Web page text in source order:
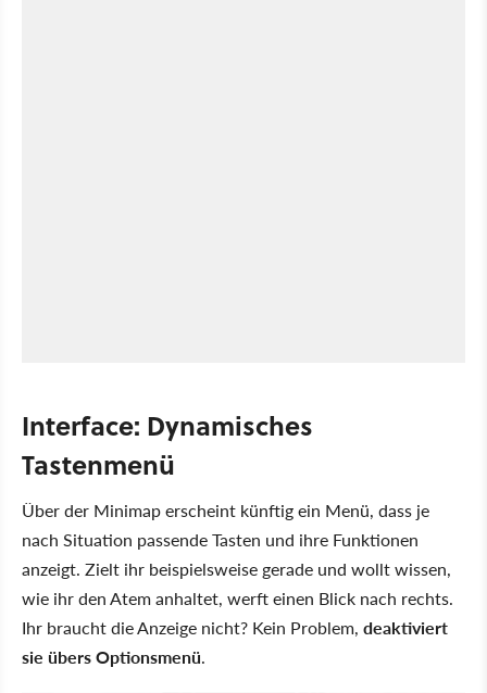
Interface: Dynamisches
Tastenmenü
Über der Minimap erscheint künftig ein Menü, dass je
nach Situation passende Tasten und ihre Funktionen
anzeigt. Zielt ihr beispielsweise gerade und wollt wissen,
wie ihr den Atem anhaltet, werft einen Blick nach rechts.
Ihr braucht die Anzeige nicht? Kein Problem, deaktiviert
sie übers Optionsmenü.